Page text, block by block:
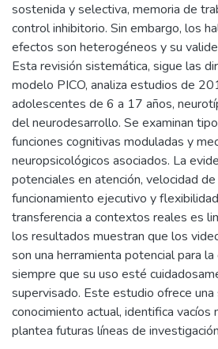
sostenida y selectiva, memoria de
control inhibitorio. Sin embargo, los
efectos son heterogéneos y su
Esta revisión sistemática, sigue las
modelo PICO, analiza estudios de
adolescentes de 6 a 17 años,
del neurodesarrollo. Se examinan
funciones cognitivas moduladas y
neuropsicológicos asociados. La
potenciales en atención, velocidad
funcionamiento ejecutivo y
transferencia a contextos reales es
los resultados muestran que los
son una herramienta potencial para
siempre que su uso esté
supervisado. Este estudio ofrece
conocimiento actual, identifica
plantea futuras líneas de